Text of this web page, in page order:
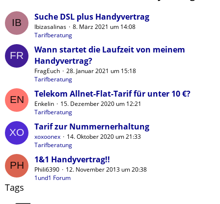
Suche DSL plus Handyvertrag
Ibizasalinas
8. März 2021 um 14:08
Tarifberatung
Wann startet die Laufzeit von meinem
Handyvertrag?
FragEuch
28. Januar 2021 um 15:18
Tarifberatung
Telekom Allnet-Flat-Tarif für unter 10 €?
Enkelin
15. Dezember 2020 um 12:21
Tarifberatung
Tarif zur Nummernerhaltung
xoxoonex
14. Oktober 2020 um 21:33
Tarifberatung
1&1 Handyvertrag!!
Phili6390
12. November 2013 um 20:38
1und1 Forum
Tags